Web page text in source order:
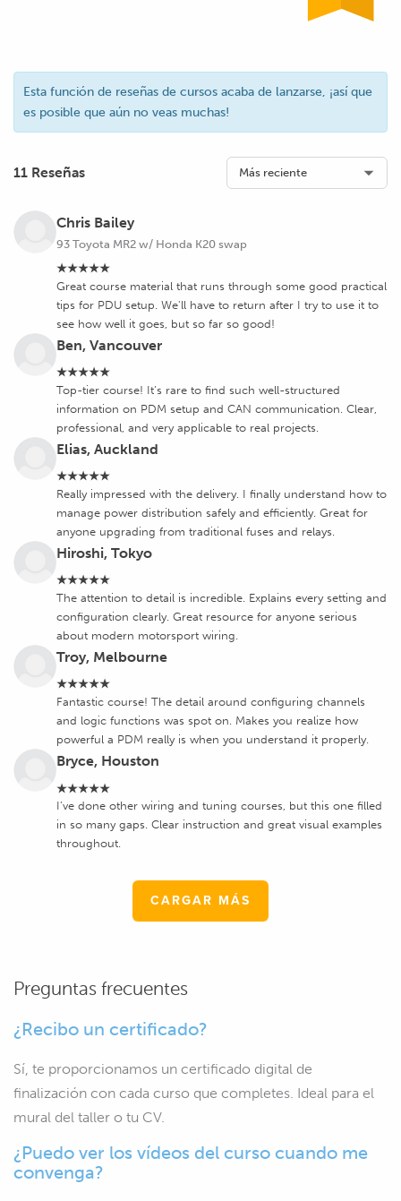
Esta función de reseñas de cursos acaba de lanzarse, ¡así que
es posible que aún no veas muchas!
11 Reseñas
Chris Bailey
93 Toyota MR2 w/ Honda K20 swap
★★★★★
Great course material that runs through some good practical
tips for PDU setup. We'll have to return after I try to use it to
see how well it goes, but so far so good!
Ben, Vancouver
★★★★★
Top-tier course! It’s rare to find such well-structured
information on PDM setup and CAN communication. Clear,
professional, and very applicable to real projects.
Elias, Auckland
★★★★★
Really impressed with the delivery. I finally understand how to
manage power distribution safely and efficiently. Great for
anyone upgrading from traditional fuses and relays.
Hiroshi, Tokyo
★★★★★
The attention to detail is incredible. Explains every setting and
configuration clearly. Great resource for anyone serious
about modern motorsport wiring.
Troy, Melbourne
★★★★★
Fantastic course! The detail around configuring channels
and logic functions was spot on. Makes you realize how
powerful a PDM really is when you understand it properly.
Bryce, Houston
★★★★★
I’ve done other wiring and tuning courses, but this one filled
in so many gaps. Clear instruction and great visual examples
throughout.
CARGAR MÁS
Preguntas frecuentes
¿Recibo un certificado?
Sí, te proporcionamos un certificado digital de
finalización con cada curso que completes. Ideal para el
mural del taller o tu CV.
¿Puedo ver los vídeos del curso cuando me
convenga?